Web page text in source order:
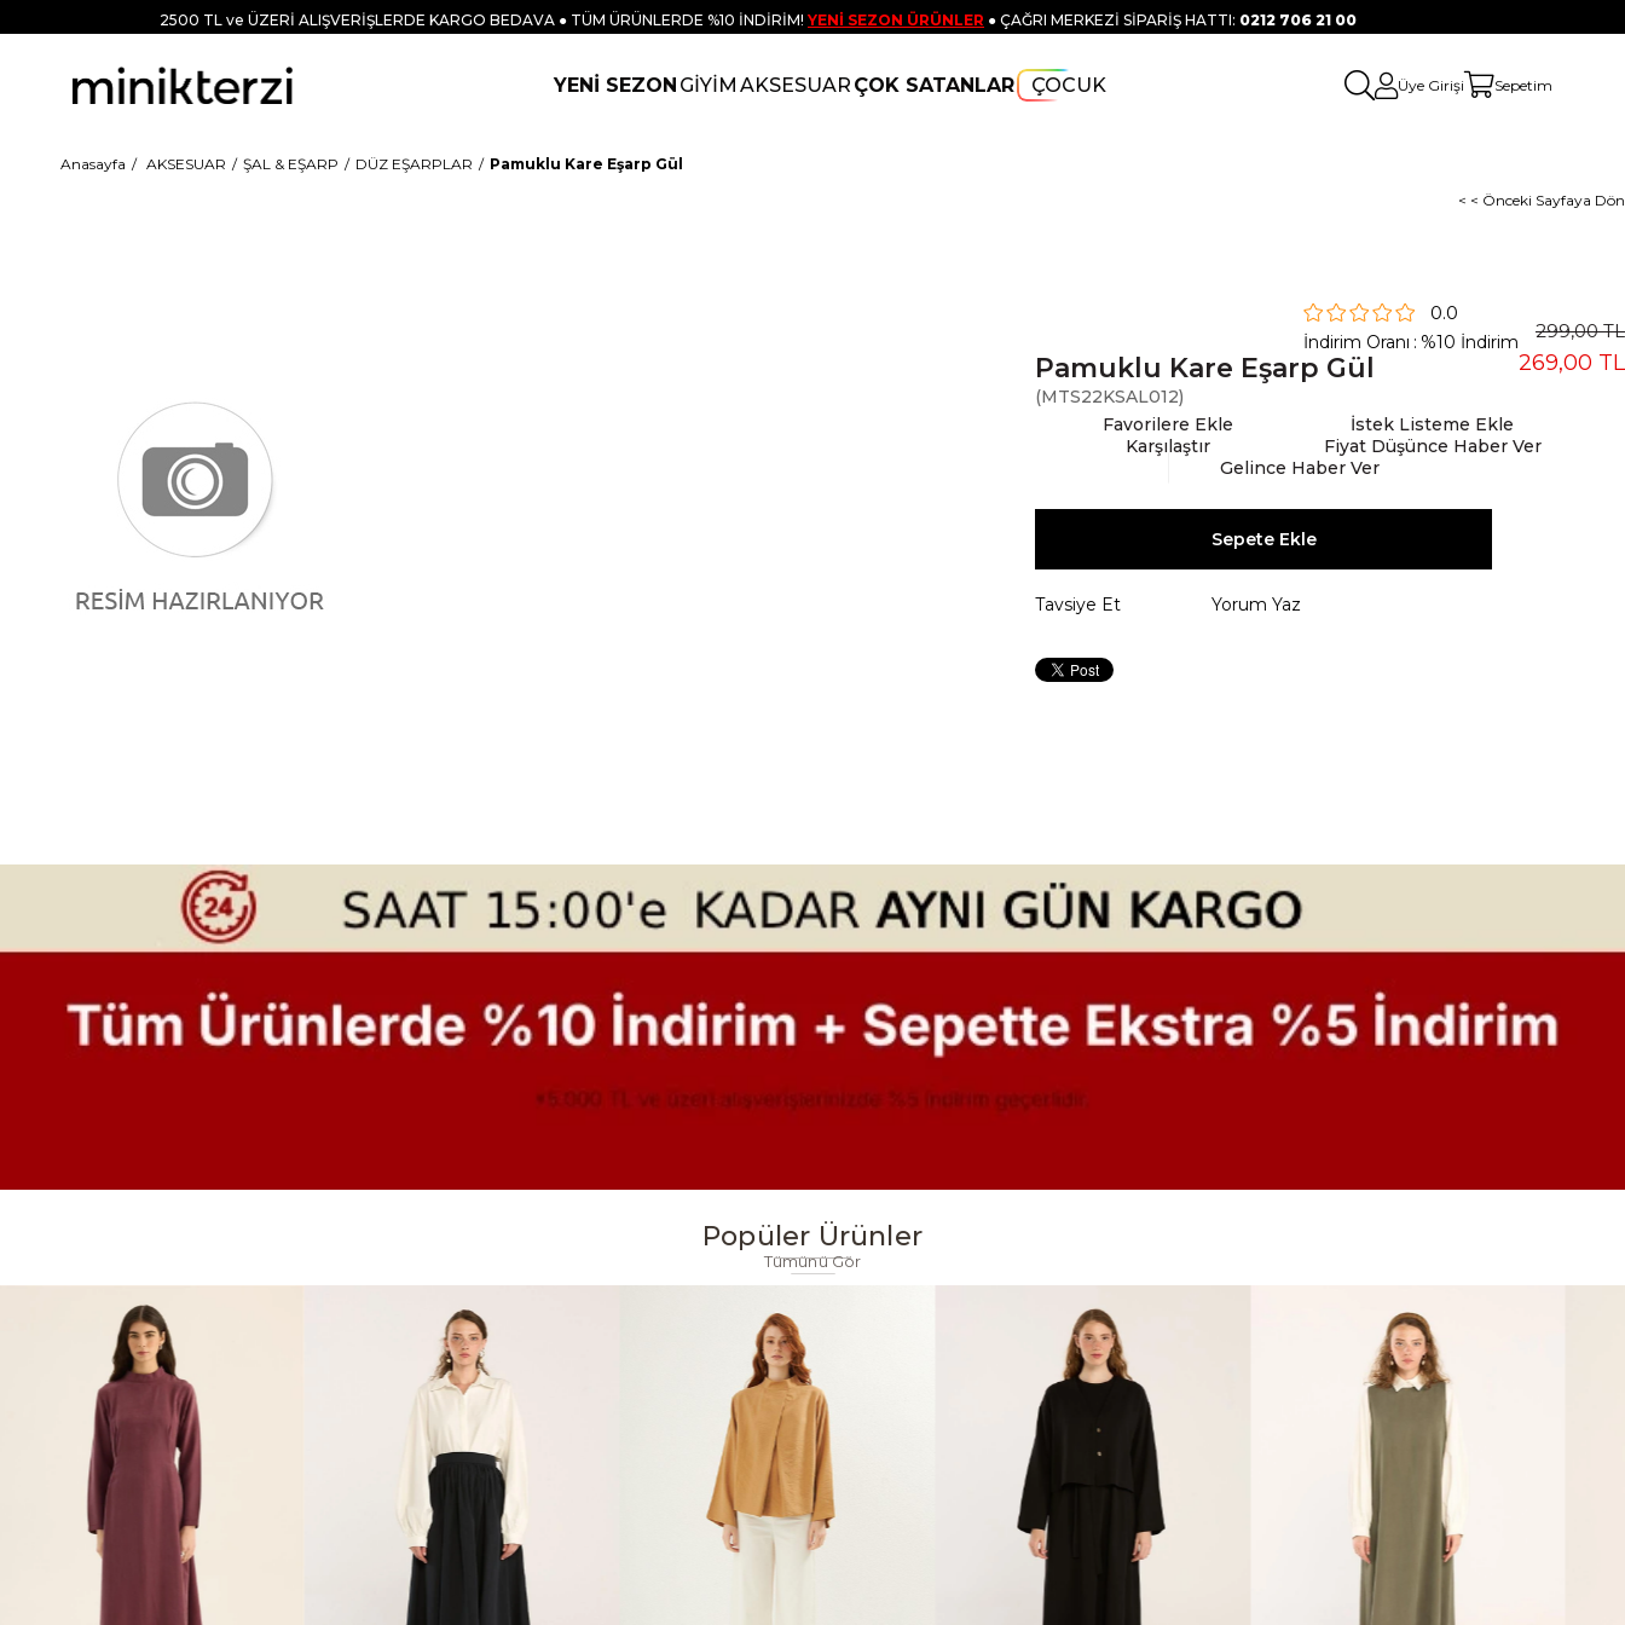
2500 TL ve ÜZERİ ALIŞVERİŞLERDE KARGO BEDAVA ● TÜM ÜRÜNLERDE %10 İNDİRİM! YENİ SEZON ÜRÜNLER ● ÇAĞRI MERKEZİ SİPARİŞ HATTI: 0212 706 21 00
YENİ SEZON GİYİM AKSESUAR ÇOK SATANLAR ÇOCUK Üye Girişi Sepetim
Anasayfa AKSESUAR ŞAL & EŞARP DÜZ EŞARPLAR
Pamuklu Kare Eşarp Gül
< < Önceki Sayfaya Dön
Pamuklu Kare Eşarp Gül
(MTS22KSAL012)
0.0
İndirim Oranı : %10 İndirim 299,00 TL
269,00 TL
Favorilere Ekle
İstek Listeme Ekle
Karşılaştır
Fiyat Düşünce Haber Ver
Gelince Haber Ver
Tavsiye Et Yorum Yaz
Popüler Ürünler
Tümünü Gör